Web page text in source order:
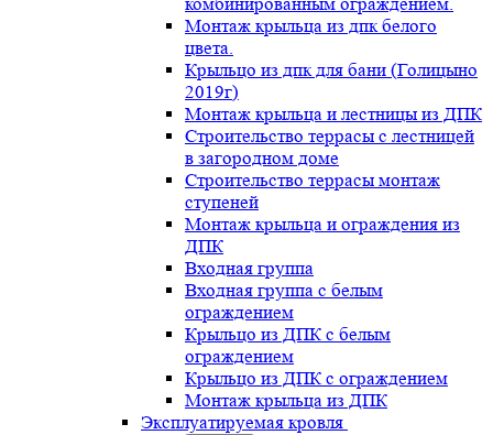
Монтаж крыльца из дпк белого
цвета.
Крыльцо из дпк для бани (Голицыно
2019г)
Монтаж крыльца и лестницы из ДПК
Строительство террасы с лестницей
в загородном доме
Строительство террасы монтаж
ступеней
Монтаж крыльца и ограждения из
ДПК
Входная группа
Входная группа с белым
ограждением
Крыльцо из ДПК с белым
ограждением
Крыльцо из ДПК с ограждением
Монтаж крыльца из ДПК
Эксплуатируемая кровля